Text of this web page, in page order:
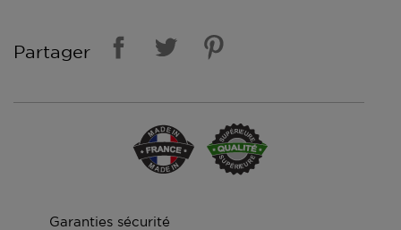
Partager
Garanties sécurité